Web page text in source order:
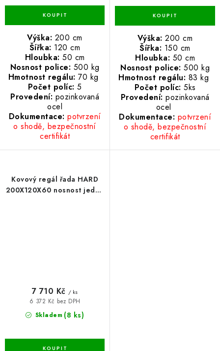
Výška: 200 cm
Šířka: 120 cm
Hloubka: 50 cm
Nosnost police: 500 kg
Hmotnost regálu: 70 kg
Počet políc: 5
Provedení: pozinkovaná
ocel
Dokumentace: potvrzení
o shodě, bezpečnostní
certifikát
Výška: 200 cm
Šířka: 150 cm
Hloubka: 50 cm
Nosnost police: 500 kg
Hmotnost regálu: 83 kg
Počet políc: 5ks
Provedení: pozinkovaná
ocel
Dokumentace: potvrzení
o shodě, bezpečnostní
certifikát
Kovový regál řada HARD
200X120X60 nosnost jedné
Skladem (8 ks)
6 372 Kč bez DPH
7 710 Kč / ks